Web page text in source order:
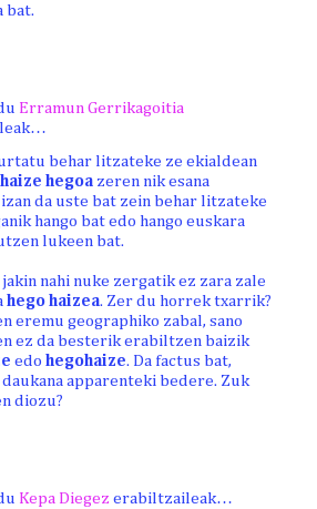
bat.
Erramun Gerrikagoitia
behar litzateke ze ekialdean
haize hegoa zeren nik esana
da uste bat zein behar litzateke
hango bat edo hango euskara
lukeen bat.
jakin nahi nuke zergatik ez zara zale
hego haizea. Zer du horrek txarrik?
eremu geographiko zabal, sano
ez da besterik erabiltzen baizik
edo hegohaize. Da factus bat,
apparenteki bedere. Zuk
diozu?
Kepa Diegez erabiltzaileak…